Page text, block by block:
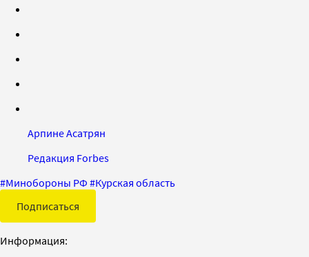
Арпине Асатрян
Редакция Forbes
#Минобороны РФ #Курская область
Подписаться
Информация: